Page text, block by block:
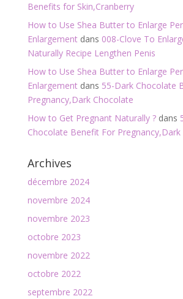
Benefits for Skin,Cranberry
How to Use Shea Butter to Enlarge
Enlargementdans 008-Clove To
Naturally Recipe Lengthen Penis
How to Use Shea Butter to Enlarge
Enlargementdans 55-Dark Chocolate
Pregnancy,Dark Chocolate
How to Get Pregnant Naturally ?dans
Chocolate Benefit For
Archives
décembre 2024
novembre 2024
novembre 2023
octobre 2023
novembre 2022
octobre 2022
septembre 2022